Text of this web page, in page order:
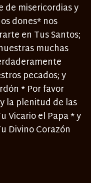
de misericordias y
dones* nos
en Tus Santos;
muchas
pecados; y
* Por favor
la plenitud de las
Vicario el Papa * y
Divino Corazón